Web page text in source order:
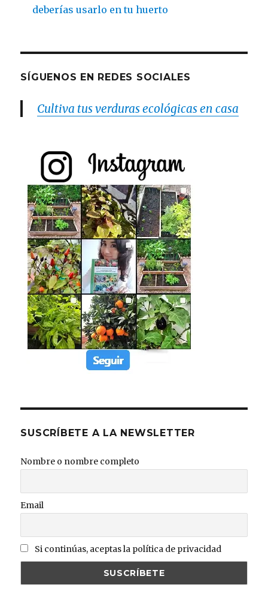
deberías usarlo en tu huerto
SÍGUENOS EN REDES SOCIALES
Cultiva tus verduras ecológicas en casa
SUSCRÍBETE A LA NEWSLETTER
Nombre o nombre completo
Email
Si continúas, aceptas la política de privacidad